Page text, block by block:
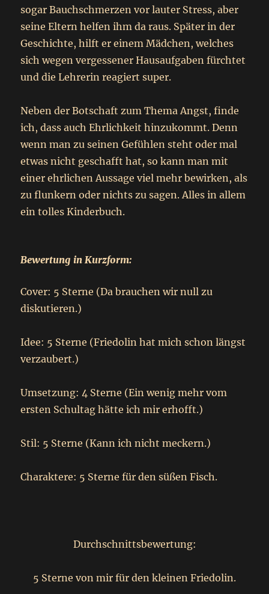
sogar Bauchschmerzen vor lauter Stress, aber
seine Eltern helfen ihm da raus. Später in der
Geschichte, hilft er einem Mädchen, welches
sich wegen vergessener Hausaufgaben fürchtet
und die Lehrerin reagiert super.
Neben der Botschaft zum Thema Angst, finde
ich, dass auch Ehrlichkeit hinzukommt. Denn
wenn man zu seinen Gefühlen steht oder mal
etwas nicht geschafft hat, so kann man mit
einer ehrlichen Aussage viel mehr bewirken, als
zu flunkern oder nichts zu sagen. Alles in allem
ein tolles Kinderbuch.
Bewertung in Kurzform:
Cover: 5 Sterne (Da brauchen wir null zu
diskutieren.)
Idee: 5 Sterne (Friedolin hat mich schon längst
verzaubert.)
Umsetzung: 4 Sterne (Ein wenig mehr vom
ersten Schultag hätte ich mir erhofft.)
Stil: 5 Sterne (Kann ich nicht meckern.)
Charaktere: 5 Sterne für den süßen Fisch.
Durchschnittsbewertung:
5 Sterne von mir für den kleinen Friedolin.